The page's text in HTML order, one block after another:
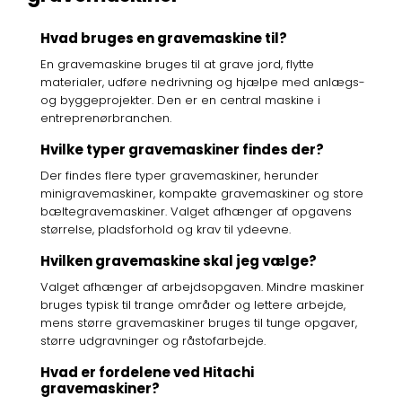
Hvad bruges en gravemaskine til?
En gravemaskine bruges til at grave jord, flytte
materialer, udføre nedrivning og hjælpe med anlægs-
og byggeprojekter. Den er en central maskine i
entreprenørbranchen.
Hvilke typer gravemaskiner findes der?
Der findes flere typer gravemaskiner, herunder
minigravemaskiner, kompakte gravemaskiner og store
bæltegravemaskiner. Valget afhænger af opgavens
størrelse, pladsforhold og krav til ydeevne.
Hvilken gravemaskine skal jeg vælge?
Valget afhænger af arbejdsopgaven. Mindre maskiner
bruges typisk til trange områder og lettere arbejde,
mens større gravemaskiner bruges til tunge opgaver,
større udgravninger og råstofarbejde.
Hvad er fordelene ved Hitachi
gravemaskiner?